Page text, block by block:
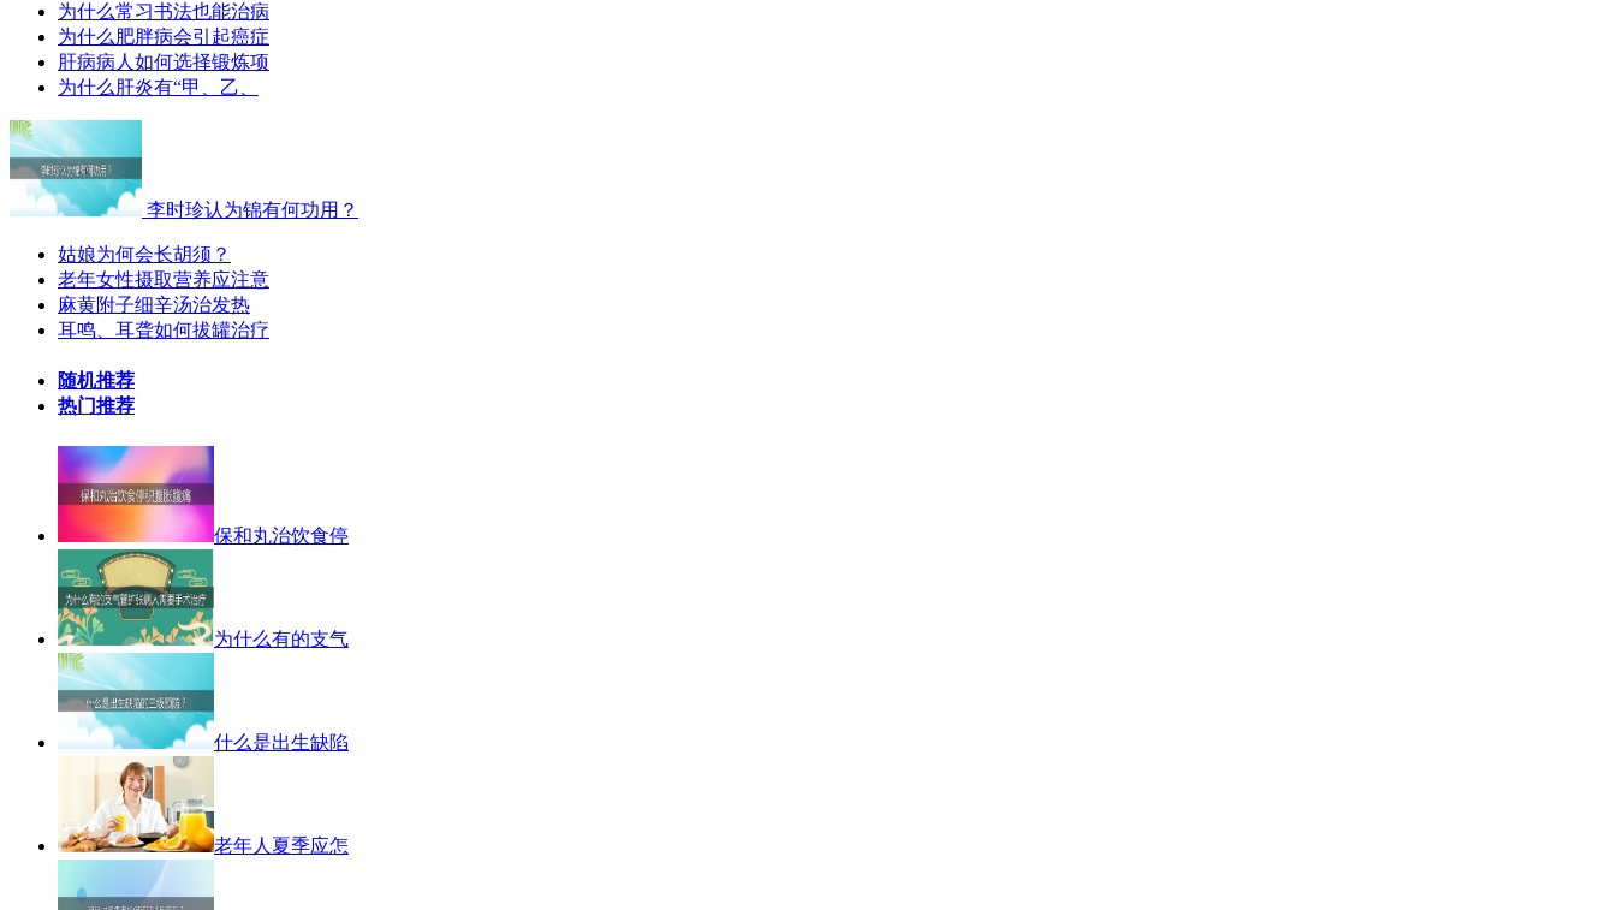
为什么常习书法也能治病
为什么肥胖病会引起癌症
肝病病人如何选择锻炼项
为什么肝炎有“甲、乙、
李时珍认为锦有何功用？
姑娘为何会长胡须？
老年女性摄取营养应注意
麻黄附子细辛汤治发热
耳鸣、耳聋如何拔罐治疗
随机推荐
热门推荐
保和丸治饮食停
为什么有的支气
什么是出生缺陷
老年人夏季应怎